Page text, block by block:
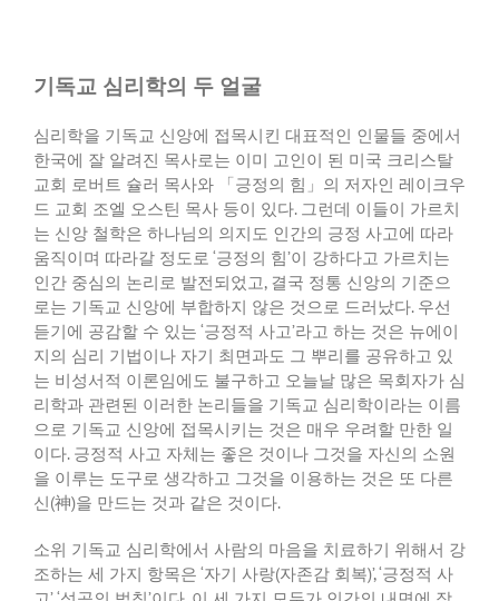
기독교 심리학의 두 얼굴
심리학을 기독교 신앙에 접목시킨 대표적인 인물들 중에서
한국에 잘 알려진 목사로는 이미 고인이 된 미국 크리스탈
교회 로버트 슐러 목사와 「긍정의 힘」의 저자인 레이크우
드 교회 조엘 오스틴 목사 등이 있다. 그런데 이들이 가르치
는 신앙 철학은 하나님의 의지도 인간의 긍정 사고에 따라
움직이며 따라갈 정도로 ‘긍정의 힘’이 강하다고 가르치는
인간 중심의 논리로 발전되었고, 결국 정통 신앙의 기준으
로는 기독교 신앙에 부합하지 않은 것으로 드러났다. 우선
듣기에 공감할 수 있는 ‘긍정적 사고’라고 하는 것은 뉴에이
지의 심리 기법이나 자기 최면과도 그 뿌리를 공유하고 있
는 비성서적 이론임에도 불구하고 오늘날 많은 목회자가 심
리학과 관련된 이러한 논리들을 기독교 심리학이라는 이름
으로 기독교 신앙에 접목시키는 것은 매우 우려할 만한 일
이다. 긍정적 사고 자체는 좋은 것이나 그것을 자신의 소원
을 이루는 도구로 생각하고 그것을 이용하는 것은 또 다른
신(神)을 만드는 것과 같은 것이다.
소위 기독교 심리학에서 사람의 마음을 치료하기 위해서 강
조하는 세 가지 항목은 ‘자기 사랑(자존감 회복)’, ‘긍정적 사